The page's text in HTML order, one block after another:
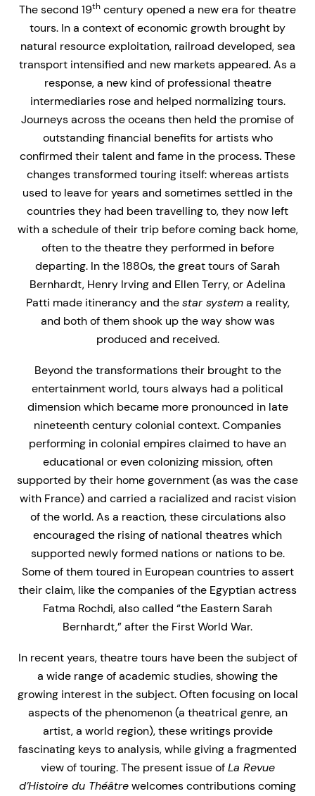
The second 19th century opened a new era for theatre
tours. In a context of economic growth brought by
natural resource exploitation, railroad developed, sea
transport intensified and new markets appeared. As a
response, a new kind of professional theatre
intermediaries rose and helped normalizing tours.
Journeys across the oceans then held the promise of
outstanding financial benefits for artists who
confirmed their talent and fame in the process. These
changes transformed touring itself: whereas artists
used to leave for years and sometimes settled in the
countries they had been travelling to, they now left
with a schedule of their trip before coming back home,
often to the theatre they performed in before
departing. In the 1880s, the great tours of Sarah
Bernhardt, Henry Irving and Ellen Terry, or Adelina
Patti made itinerancy and thestar systema reality,
and both of them shook up the way show was
produced and received.
Beyond the transformations their brought to the
entertainment world, tours always had a political
dimension which became more pronounced in late
nineteenth century colonial context. Companies
performing in colonial empires claimed to have an
educational or even colonizing mission, often
supported by their home government (as was the case
with France) and carried a racialized and racist vision
of the world. As a reaction, these circulations also
encouraged the rising of national theatres which
supported newly formed nations or nations to be.
Some of them toured in European countries to assert
their claim, like the companies of the Egyptian actress
Fatma Rochdi, also called “the Eastern Sarah
Bernhardt,” after the First World War.
In recent years, theatre tours have been the subject of
a wide range of academic studies, showing the
growing interest in the subject. Often focusing on local
aspects of the phenomenon (a theatrical genre, an
artist, a world region), these writings provide
fascinating keys to analysis, while giving a fragmented
view of touring. The present issue ofLa Revue
d’Histoire du Théâtrewelcomes contributions coming